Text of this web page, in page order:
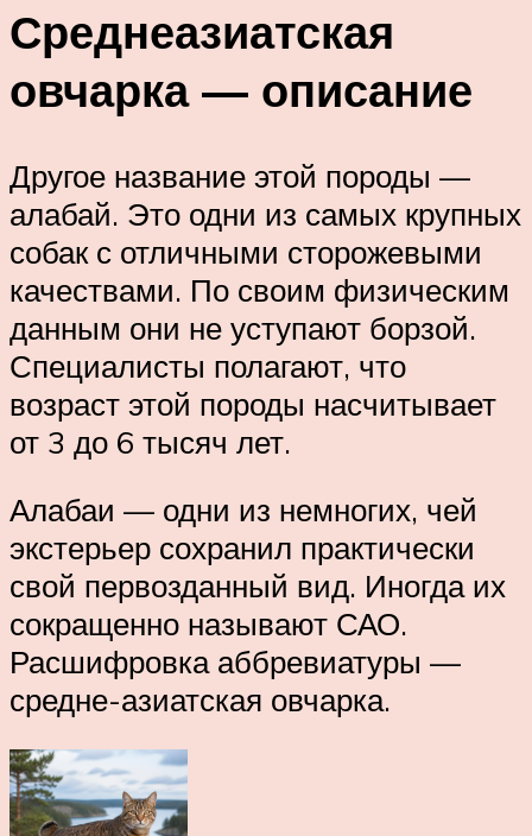
Среднеазиатская
овчарка — описание
Другое название этой породы —
алабай. Это одни из самых крупных
собак с отличными сторожевыми
качествами. По своим физическим
данным они не уступают борзой.
Специалисты полагают, что
возраст этой породы насчитывает
от 3 до 6 тысяч лет.
Алабаи — одни из немногих, чей
экстерьер сохранил практически
свой первозданный вид. Иногда их
сокращенно называют САО.
Расшифровка аббревиатуры —
средне-азиатская овчарка.